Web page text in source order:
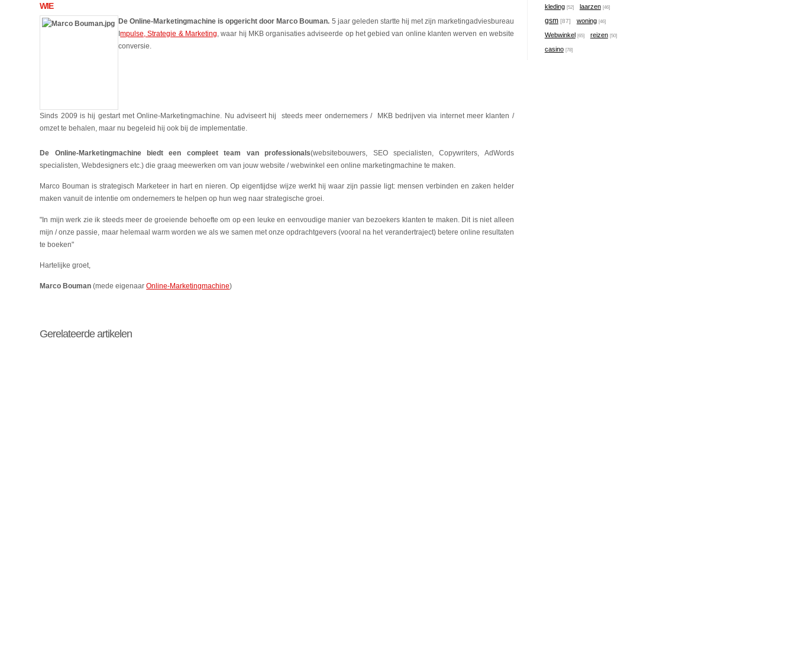
WIE
De Online-Marketingmachine is opgericht door Marco Bouman. 5 jaar geleden startte hij met zijn marketingadviesbureau
Impulse, Strategie & Marketing , waar hij MKB organisaties adviseerde op het gebied van online klanten werven en website
conversie.
Sinds 2009 is hij gestart met Online-Marketingmachine. Nu adviseert hij steeds meer ondernemers / MKB bedrijven via internet meer klanten /
omzet te behalen, maar nu begeleid hij ook bij de implementatie.
De Online-Marketingmachine biedt een compleet team van professionals(websitebouwers, SEO specialisten, Copywriters, AdWords
specialisten, Webdesigners etc.) die graag meewerken om van jouw website / webwinkel een online marketingmachine te maken.
Marco Bouman is strategisch Marketeer in hart en nieren. Op eigentijdse wijze werkt hij waar zijn passie ligt: mensen verbinden en zaken helder
maken vanuit de intentie om ondernemers te helpen op hun weg naar strategische groei.
"In mijn werk zie ik steeds meer de groeiende behoefte om op een leuke en eenvoudige manier van bezoekers klanten te maken. Dit is niet alleen
mijn / onze passie, maar helemaal warm worden we als we samen met onze opdrachtgevers (vooral na het verandertraject) betere online resultaten
te boeken"
Hartelijke groet,
Marco Bouman(mede eigenaarOnline-Marketingmachine)
Gerelateerde artikelen
kleding [52] laarzen [46]
gsm [87] woning [46]
Webwinkel [65] reizen [50]
casino [78]